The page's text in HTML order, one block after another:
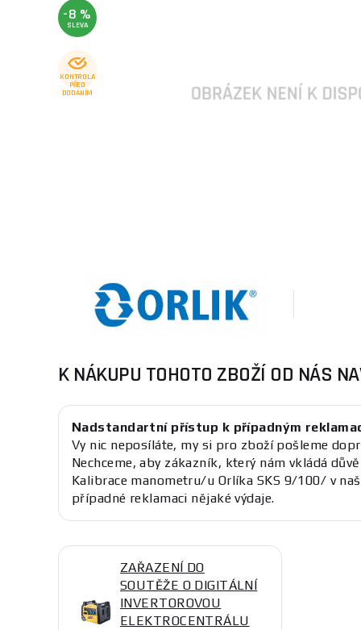
-8 %
SLEVA
KONTROLA
PŘED
DODÁNÍM
K NÁKUPU TOHOTO ZBOŽÍ OD NÁS
Nadstandartní přístup k případným
Vy nic neposíláte, my si pro zboží pošleme
Nechceme, aby zákazník, který nám vkládá
Kalibrace manometru/u Orlíka SKS 9/100/ v
případné reklamaci nějaké výdaje.
ZAŘAZENÍ DO
SOUTĚŽE O DIGITÁLNÍ
INVERTOROVOU
ELEKTROCENTRÁLU